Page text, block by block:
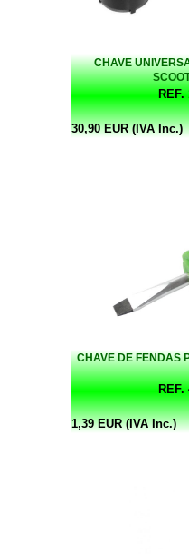
CHAVE
REF.
30,90 EUR (IVA Inc.)
CHAVE DE FENDAS
REF.
1,39 EUR (IVA Inc.)